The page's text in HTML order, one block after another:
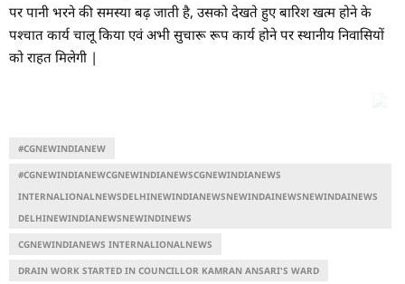
पर पानी भरने की समस्या बढ़ जाती है, उसको देखते हुए बारिश खत्म होने के
पश्चात कार्य चालू किया एवं अभी सुचारू रूप कार्य होने पर स्थानीय निवासियों
को राहत मिलेगी |
#CGNEWINDIANEW
#CGNEWINDIANEWCGNEWINDIANEWSCGNEWINDIANEWS
INTERNALIONALNEWSDELHINEWINDIANEWSNEWINDAINEWSNEWINDAINEWS
DELHINEWINDIANEWSNEWINDINEWS
CGNEWINDIANEWS INTERNALIONALNEWS
DRAIN WORK STARTED IN COUNCILLOR KAMRAN ANSARI'S WARD